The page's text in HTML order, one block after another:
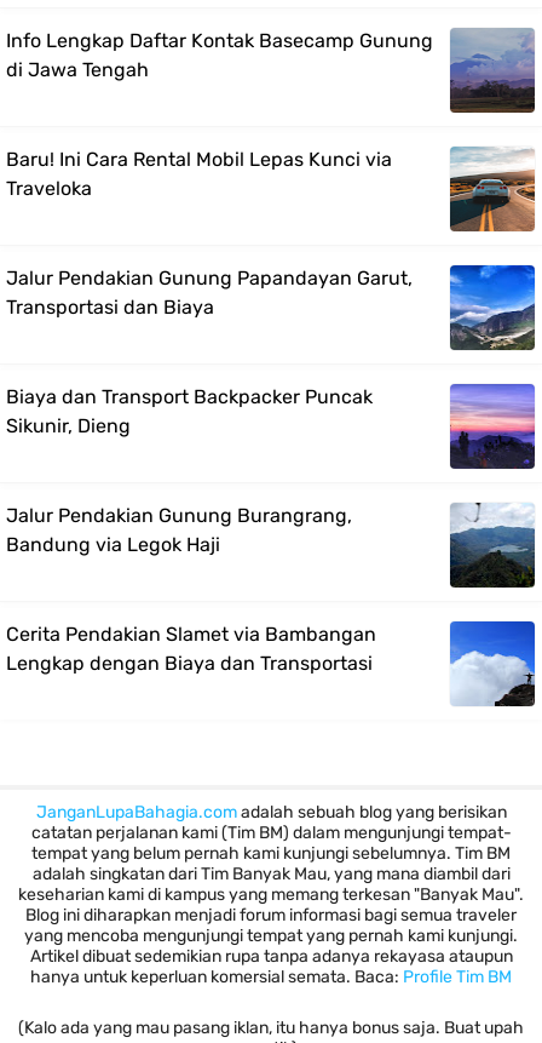
Info Lengkap Daftar Kontak Basecamp Gunung
di Jawa Tengah
Baru! Ini Cara Rental Mobil Lepas Kunci via
Traveloka
Jalur Pendakian Gunung Papandayan Garut,
Transportasi dan Biaya
Biaya dan Transport Backpacker Puncak
Sikunir, Dieng
Jalur Pendakian Gunung Burangrang,
Bandung via Legok Haji
Cerita Pendakian Slamet via Bambangan
Lengkap dengan Biaya dan Transportasi
JanganLupaBahagia.comadalah sebuah blog yang berisikan
catatan perjalanan kami (Tim BM) dalam mengunjungi tempat-
tempat yang belum pernah kami kunjungi sebelumnya. Tim BM
adalah singkatan dari Tim Banyak Mau, yang mana diambil dari
keseharian kami di kampus yang memang terkesan "Banyak Mau".
Blog ini diharapkan menjadi forum informasi bagi semua traveler
yang mencoba mengunjungi tempat yang pernah kami kunjungi.
Artikel dibuat sedemikian rupa tanpa adanya rekayasa ataupun
hanya untuk keperluan komersial semata. Baca: Profile Tim BM
(Kalo ada yang mau pasang iklan, itu hanya bonus saja. Buat upah